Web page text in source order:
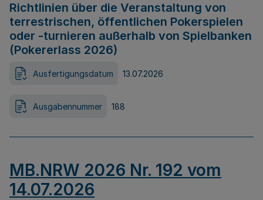
Richtlinien über die Veranstaltung von
terrestrischen, öffentlichen Pokerspielen
oder -turnieren außerhalb von Spielbanken
(Pokererlass 2026)
Ausfertigungsdatum 13.07.2026
Ausgabennummer 188
MB.NRW 2026 Nr. 192 vom
14.07.2026